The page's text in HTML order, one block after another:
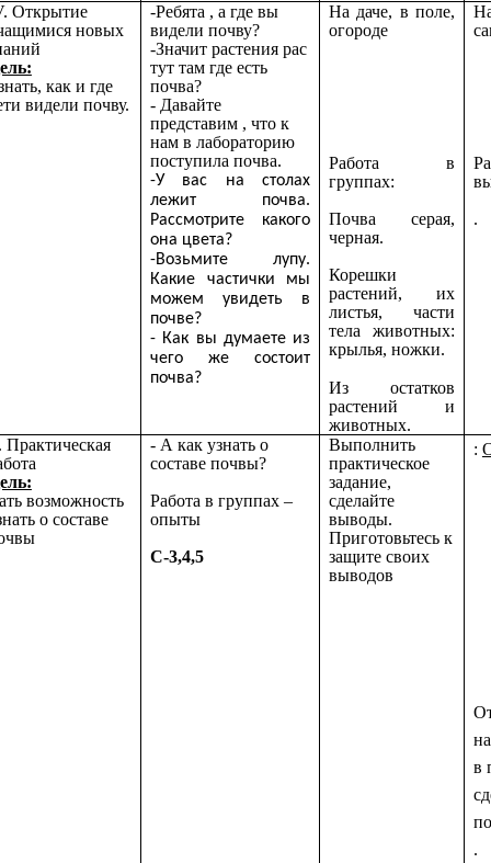
Открытие
новых
как и где
видели почву.
-Ребята , а где вы
видели почву?
-Значит растения рас
тут там где есть
почва?
- Давайте
представим , что к
нам в лабораторию
поступила почва.
-У вас на столах
лежит почва.
Рассмотрите какого
она цвета?
-Возьмите лупу.
Какие частички мы
можем увидеть в
почве?
- Как вы думаете из
чего же состоит
почва?
На даче, в поле,
огороде
Работа в
группах:
Почва серая,
черная.
Корешки
растений, их
листья, части
тела животных:
крылья, ножки.
Из остатков
растений и
животных.
.
Практическая
возможность
о составе
- А как узнать о
составе почвы?
Работа в группах –
опыты
C-3,4,5
Выполнить
практическое
задание,
сделайте
выводы.
Приготовьтесь к
защите своих
выводов
:
в
.